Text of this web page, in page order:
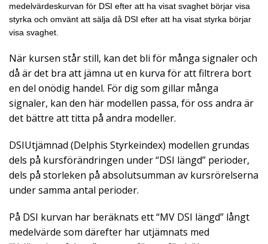
medelvärdeskurvan för DSI efter att ha visat svaghet börjar visa
styrka och omvänt att sälja då DSI efter att ha visat styrka börjar
visa svaghet.
När kursen står still, kan det bli för många signaler och
då är det bra att jämna ut en kurva för att filtrera bort
en del onödig handel. För dig som gillar många
signaler, kan den här modellen passa, för oss andra är
det bättre att titta på andra modeller.
DSIUtjämnad (Delphis Styrkeindex) modellen grundas
dels på kursförändringen under “DSI längd” perioder,
dels på storleken på absolutsumman av kursrörelserna
under samma antal perioder.
På DSI kurvan har beräknats ett “MV DSI längd” långt
medelvärde som därefter har utjämnats med